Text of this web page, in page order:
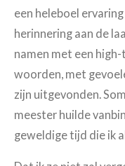
een heleboel
herinnering aan de
namen met een
woorden, met
zijn uitgevonden.
meester huilde
geweldige tijd die ik